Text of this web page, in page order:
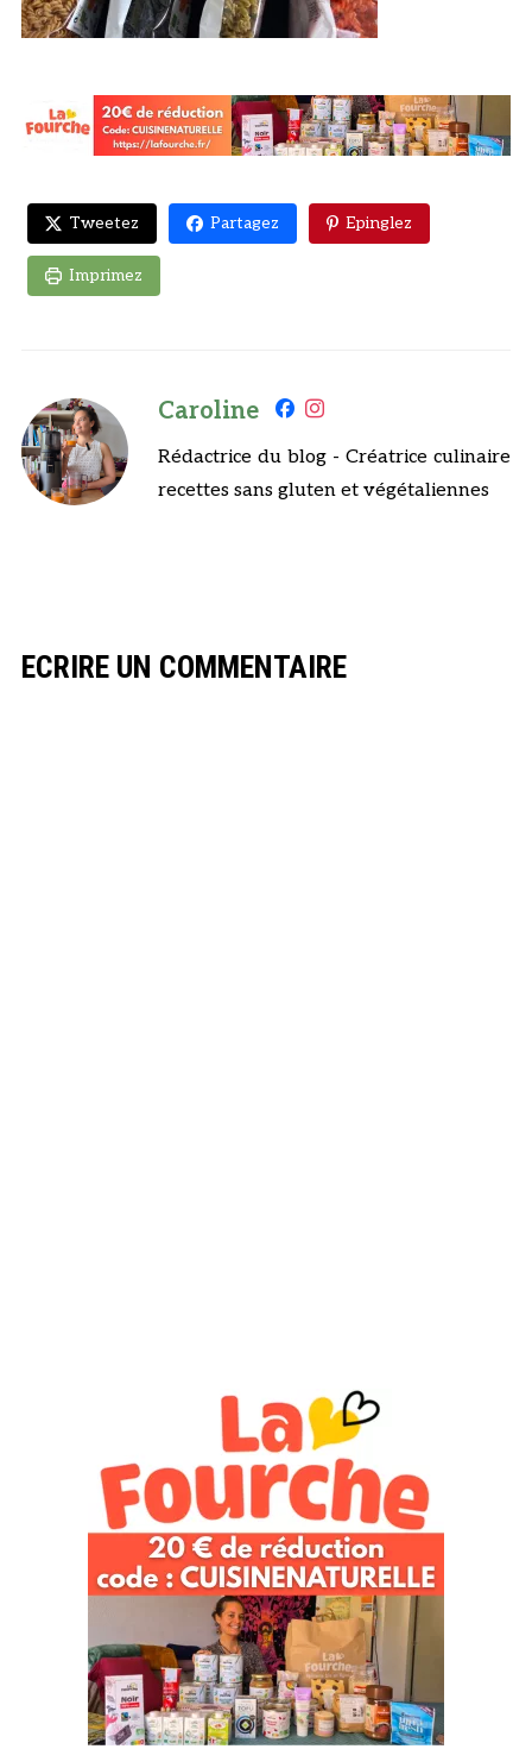
Tweetez Partagez Epinglez
Imprimez
Caroline
Rédactrice du blog - Créatrice culinaire
recettes sans gluten et végétaliennes
ECRIRE UN COMMENTAIRE